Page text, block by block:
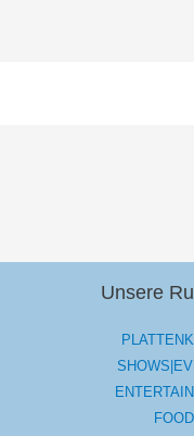
Unsere
FOOD